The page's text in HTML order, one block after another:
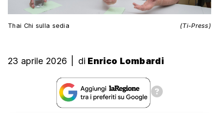
Thai Chi sulla sedia (Ti-Press)
23 aprile 2026 di Enrico Lombardi